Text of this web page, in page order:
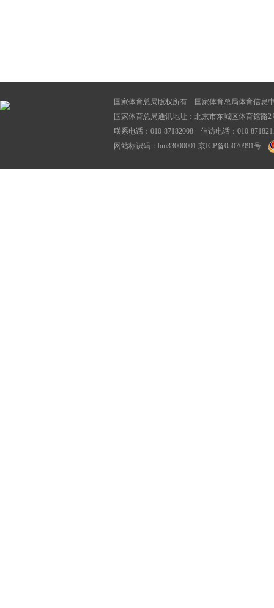
国家体育总局版权所有 国家体育总局体育信息
国家体育总局通讯地址：北京市东城区体育馆
联系电话：010-87182008 信访电话：010-
网站标识码：bm33000001 京ICP备05070991号